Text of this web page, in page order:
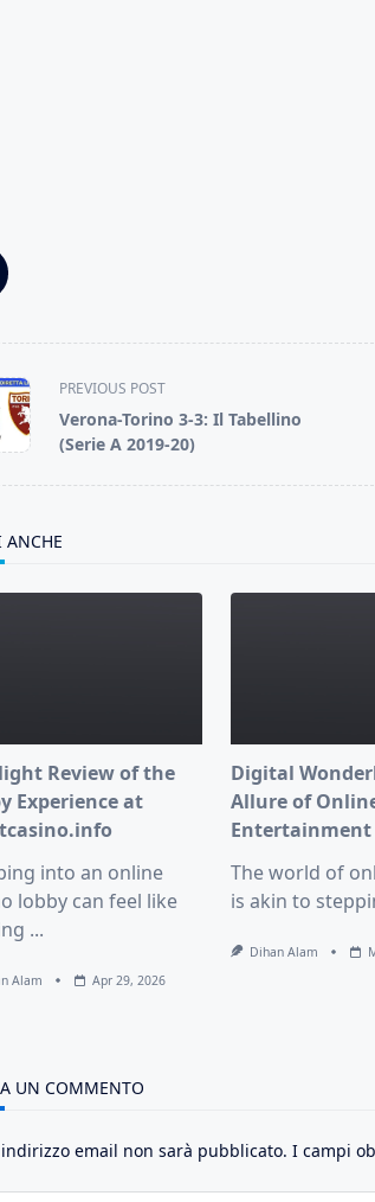
PREVIOUS POST
Verona-Torino 3-3: Il Tabellino
(Serie A 2019-20)
ANCHE
Review of the
Experience at
into an online
lobby can feel like
...
Alam Apr 29, 2026
Digital
Allure of
Entertainment
The world of
is akin to
Dihan Alam
UN COMMENTO
email non sarà pubblicato. I campi